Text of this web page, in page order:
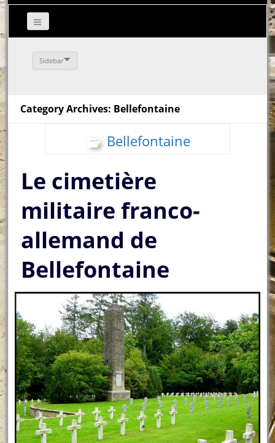
Sidebar
Category Archives: Bellefontaine
Bellefontaine
Le cimetière
militaire franco-
allemand de
Bellefontaine